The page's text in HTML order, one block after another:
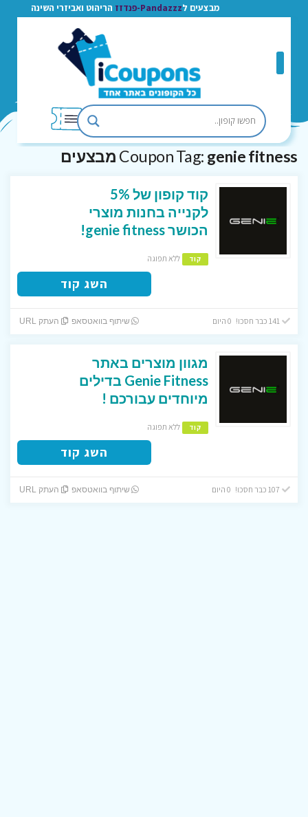
מבצעים ל Pandazzz-פנדזז הריהוט ואביזרי השינה
Coupon Tag: genie fitness מבצעים
קוד קופון של 5%
לקנייה בחנות מוצרי
הכושר genie fitness!
קוד ללא תפוגה
השג קוד
141 כבר חסכו! 0 היום שיתוף בוואטסאפ העתק URL
מגוון מוצרים באתר
Genie Fitness בדילים
מיוחדים עבורכם !
קוד ללא תפוגה
השג קוד
שיתוף בוואטסאפ העתק URL